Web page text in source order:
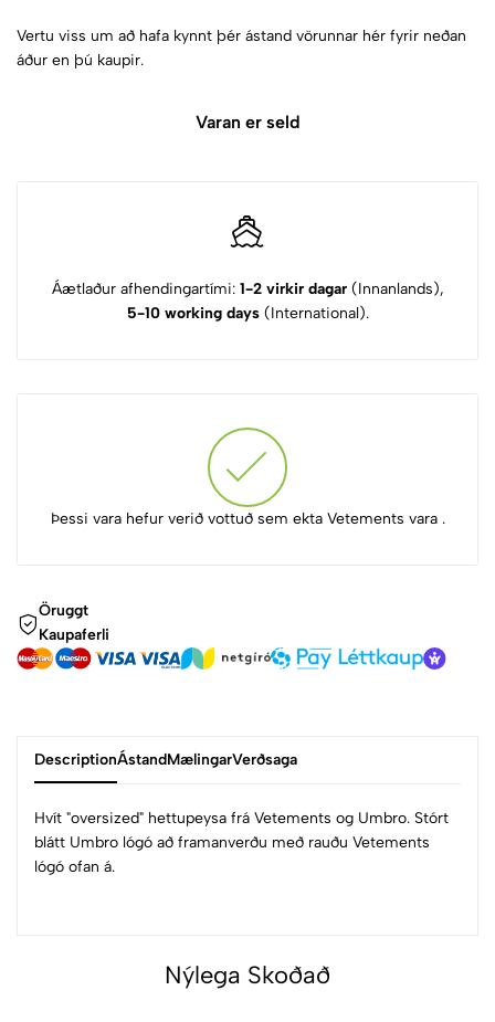
Vertu viss um að hafa kynnt þér ástand vörunnar hér fyrir neðan
áður en þú kaupir.
Varan er seld
Áætlaður afhendingartími: 1-2 virkir dagar (Innanlands),
5-10 working days(International).
Þessi vara hefur verið vottuð sem ekta Vetements vara .
Öruggt
Kaupaferli
DescriptionÁstandMælingarVerðsaga
Hvít "oversized" hettupeysa frá Vetements og Umbro. Stórt
blátt Umbro lógó að framanverðu með rauðu Vetements
lógó ofan á.
Nýlega Skoðað